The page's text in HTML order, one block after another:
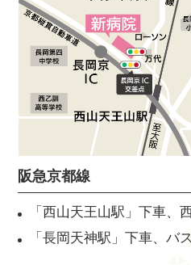
阪急京都線
「西山天王山駅」下車、
「長岡天神駅」下車、バ